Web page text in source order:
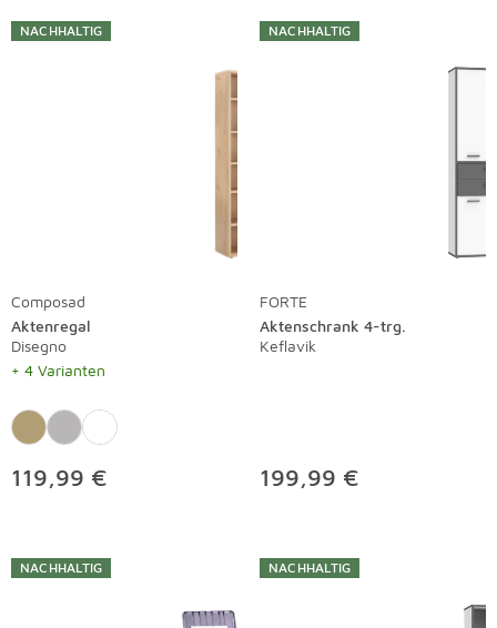
NACHHALTIG
Composad
Aktenregal
Disegno
+ 4 Varianten
119,99 €
NACHHALTIG
FORTE
Aktenschrank 4-trg.
Keflavik
199,99 €
NACHHALTIG NACHHALTIG